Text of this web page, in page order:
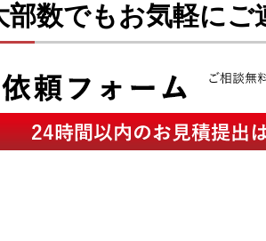
部数でもお気軽にご